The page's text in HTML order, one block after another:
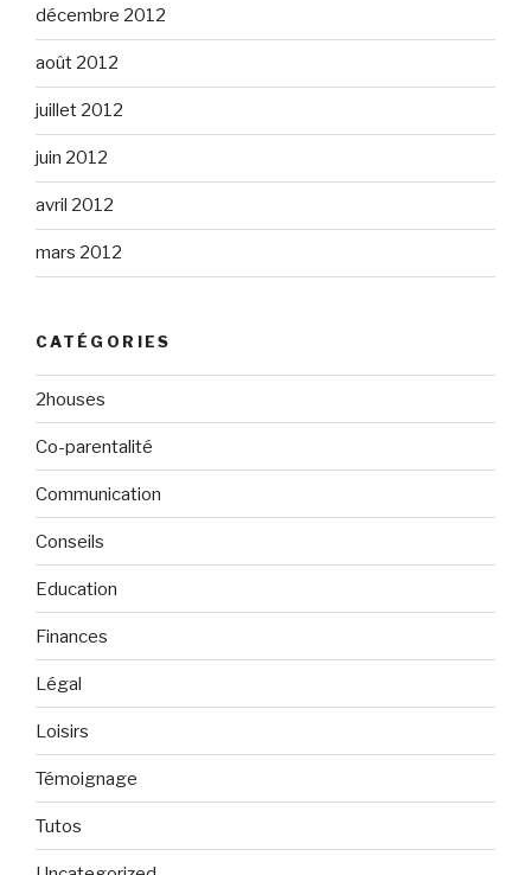
décembre 2012
août 2012
juillet 2012
juin 2012
avril 2012
mars 2012
CATÉGORIES
2houses
Co-parentalité
Communication
Conseils
Education
Finances
Légal
Loisirs
Témoignage
Tutos